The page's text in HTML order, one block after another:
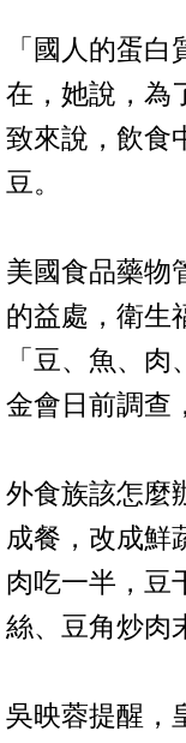
「國人的蛋
在，她說，為
致來說，飲食
豆。
美國食品藥物
的益處，衛生
「豆、魚、
金會日前調查
外食族該怎麼
成餐，改成鮮
肉吃一半，豆
絲、豆角炒肉
吳映蓉提醒，